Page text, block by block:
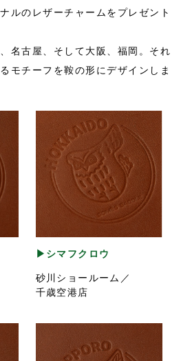
ルのレザーチャームをプレゼント
名古屋、そして大阪、福岡。それ
モチーフを鞍の形にデザインしま
▶シマフクロウ
砂川ショールーム／
千歳空港店